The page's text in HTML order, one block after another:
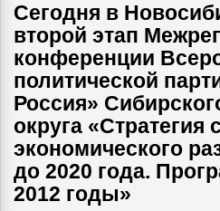
Сегодня в
второй этап
конференции
политической
Россия»
округа «Стратегия
экономического
до 2020 года.
2012 годы»